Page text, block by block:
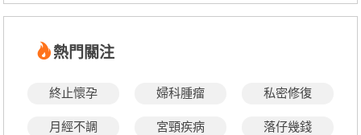
熱門關注
終止懷孕 婦科腫瘤 私密修復
月經不調 宮頸疾病 落仔幾錢